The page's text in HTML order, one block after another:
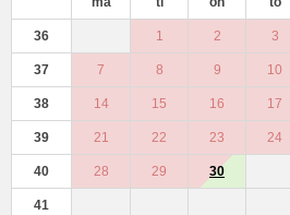
36 1 2 3
37 7 8 9 10
38 14 15 16 17
39 21 22 23 24
40 28 29 30
41